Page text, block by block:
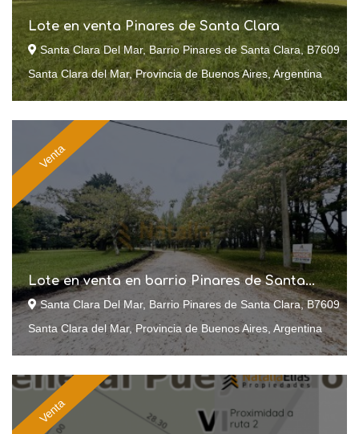
Lote en venta Pinares de Santa Clara
Santa Clara Del Mar, Barrio Pinares de Santa Clara, B7609
Santa Clara del Mar, Provincia de Buenos Aires, Argentina
Venta
Lote en venta en barrio Pinares de Santa...
Santa Clara Del Mar, Barrio Pinares de Santa Clara, B7609
Santa Clara del Mar, Provincia de Buenos Aires, Argentina
Venta